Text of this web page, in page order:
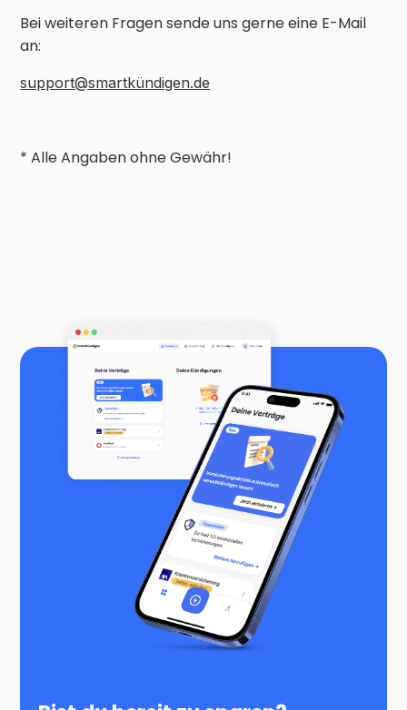
Bei weiteren Fragen sende uns gerne eine E-Mail
an:
support@smartkündigen.de
* Alle Angaben ohne Gewähr!